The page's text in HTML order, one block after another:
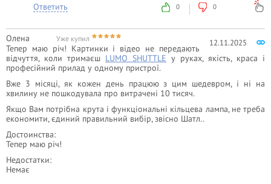
Ответить 0 0
12.11.2025
Олена Уже купил
Тепер маю річ! Картинки і відео не передають
відчуття, коли тримаєш LUMO SHUTTLE у руках, якість, краса і
професійний прилад у одному пристрої.
Вже 3 місяці, як кожен день працюю з цим шедевром, і ні на
хвилину не пошкодувала про витрачені 10 тисяч.
Якщо Вам потрібна крута і функціональні кільцева лампа, не треба
економити, єдиний правильний вибір, звісно Шатл..
Достоинства:
Тепер маю річ!
Недостатки:
Немає